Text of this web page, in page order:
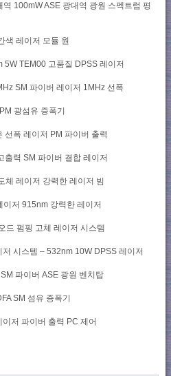
100mW ASE 광대역 광원 스펙트럼 평
색 레이저 모듈 원
5W TEM00 고품질 DPSS 레이저
SM 파이버 레이저 1MHz 선폭
광섬유 증폭기
선폭 레이저 PM 파이버 출력
출력 SM 파이버 결합 레이저
체 레이저 강력한 레이저 빔
이저 915nm 강력한 레이저
드 펌핑 고체 레이저 시스템
저 시스템 – 532nm 10W DPSS 레이저
파이버 ASE 광원 벤치탑
SM 섬유 증폭기
저 파이버 출력 PC 제어